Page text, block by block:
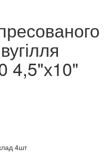
4,5"х10"
4шт